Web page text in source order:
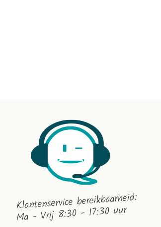
Klantenservice bereikbaarheid:
Ma - Vrij 8:30 - 17:30 uur